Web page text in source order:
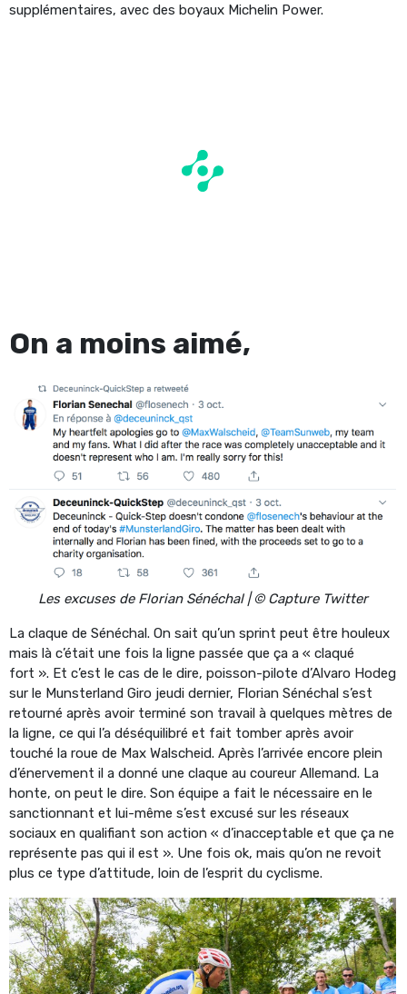
supplémentaires, avec des boyaux Michelin Power.
On a moins aimé,
Les excuses de Florian Sénéchal | © Capture Twitter
La claque de Sénéchal. On sait qu’un sprint peut être houleux
mais là c’était une fois la ligne passée que ça a « claqué
fort ». Et c’est le cas de le dire, poisson-pilote d’Alvaro Hodeg
sur le Munsterland Giro jeudi dernier, Florian Sénéchal s’est
retourné après avoir terminé son travail à quelques mètres de
la ligne, ce qui l’a déséquilibré et fait tomber après avoir
touché la roue de Max Walscheid. Après l’arrivée encore plein
d’énervement il a donné une claque au coureur Allemand. La
honte, on peut le dire. Son équipe a fait le nécessaire en le
sanctionnant et lui-même s’est excusé sur les réseaux
sociaux en qualifiant son action « d’inacceptable et que ça ne
représente pas qui il est ». Une fois ok, mais qu’on ne revoit
plus ce type d’attitude, loin de l’esprit du cyclisme.